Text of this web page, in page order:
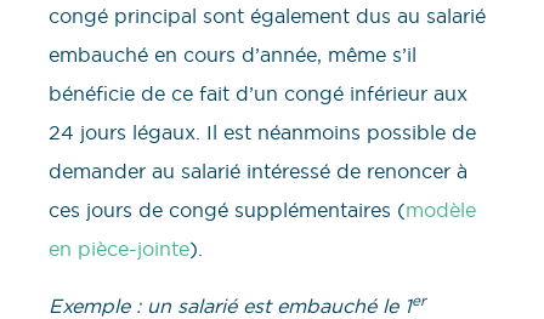
congé principal sont également dus au salarié
embauché en cours d’année, même s’il
bénéficie de ce fait d’un congé inférieur aux
24 jours légaux. Il est néanmoins possible de
demander au salarié intéressé de renoncer à
ces jours de congé supplémentaires (modèle
en pièce-jointe).
Exemple : un salarié est embauché le 1er